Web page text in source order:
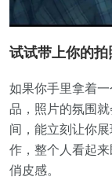
试试带上你的
如果你手里拿着
品，照片的氛围
间，能立刻让你
作，整个人看起
俏皮感。